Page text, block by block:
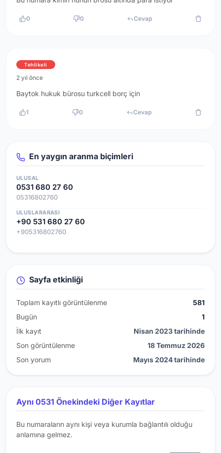
0 0 Cevap
Tehlikeli
2 yıl önce
Baytok hukuk bürosu turkcell borç için
1 0 Cevap
En yaygın aranma biçimleri
ULUSAL
0531 680 27 60
05316802760
ULUSLARARASI
+90 531 680 27 60
+905316802760
Sayfa etkinliği
Toplam kayıtlı görüntülenme
581
Bugün
1
İlk kayıt
Nisan 2023 tarihinde
Son görüntülenme
18 Temmuz 2026
Son yorum
Mayıs 2024 tarihinde
Aynı 0531 Önekindeki Diğer Kayıtlar
Bu numaraların aynı kişi veya kurumla bağlantılı olduğu
anlamına gelmez.